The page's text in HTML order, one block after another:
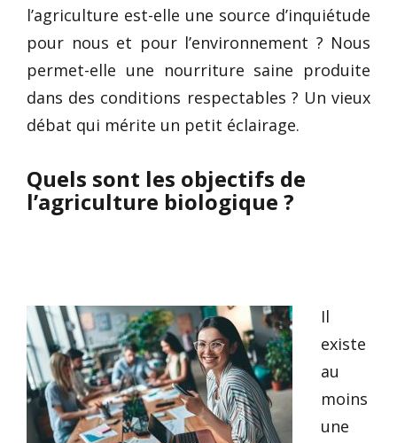
l’agriculture est-elle une source d’inquiétude
pour nous et pour l’environnement ? Nous
permet-elle une nourriture saine produite
dans des conditions respectables ? Un vieux
débat qui mérite un petit éclairage.
Quels sont les objectifs de
l’agriculture biologique ?
Il
existe
au
moins
une